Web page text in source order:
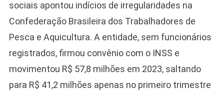
sociais apontou indícios de irregularidades na
Confederação Brasileira dos Trabalhadores de
Pesca e Aquicultura. A entidade, sem funcionários
registrados, firmou convênio com o INSS e
movimentou R$ 57,8 milhões em 2023, saltando
para R$ 41,2 milhões apenas no primeiro trimestre